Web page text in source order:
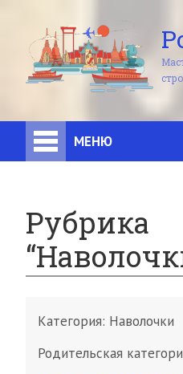
МЕНЮ
Рубрика
Категория: Наволочки
Родительская